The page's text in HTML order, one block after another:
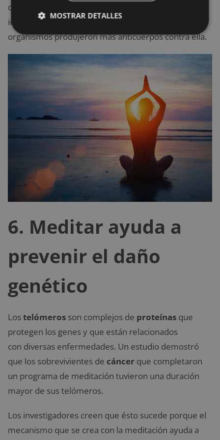
cómo los meditadores tuvieron una respuesta
inmune más fuerte ante lagripe
organismos produjeron más anticuerpos contra ella.
6. Meditar ayuda a
prevenir el daño
genético
Lostelómeros son complejos de proteínas que
protegen los genes y que están relacionados
con diversas enfermedades. Un estudio demostró
que los sobrevivientes de cáncer que completaron
un programa de meditación tuvieron una duración
mayor de sus telómeros.
Los investigadores creen que ésto sucede porque el
mecanismo que se crea con la meditación ayuda a
MOSTRAR DETALLES